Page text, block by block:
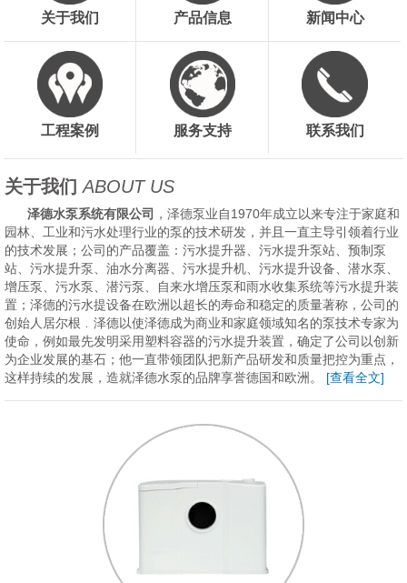
关于我们 产品信息 新闻中心
工程案例 服务支持 联系我们
关于我们 ABOUT US
泽德水泵系统有限公司 ，泽德泵业自1970年成立以来专注于家庭和
园林、工业和污水处理行业的泵的技术研发，并且一直主导引领着行业
的技术发展；公司的产品覆盖：污水提升器、污水提升泵站、预制泵
站、污水提升泵、油水分离器、污水提升机、污水提升设备、潜水泵、
增压泵、污水泵、潜污泵、自来水增压泵和雨水收集系统等污水提升装
置；泽德的污水提设备在欧洲以超长的寿命和稳定的质量著称，公司的
创始人居尔根﹒泽德以使泽德成为商业和家庭领域知名的泵技术专家为
使命，例如最先发明采用塑料容器的污水提升装置，确定了公司以创新
为企业发展的基石；他一直带领团队把新产品研发和质量把控为重点，
这样持续的发展，造就泽德水泵的品牌享誉德国和欧洲。 [查看全文]